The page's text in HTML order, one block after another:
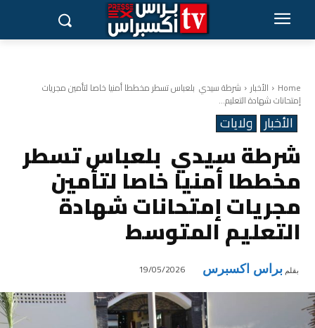
Home الأخبار شرطة سيدي بلعباس تسطر مخططا أمنيا خاصا لتأمين مجريات
إمتحانات شهادة التعليم...
الأخبار ولايات
شرطة سيدي بلعباس تسطر
مخططا أمنيا خاصا لتأمين
مجريات إمتحانات شهادة
التعليم المتوسط
بقلم براس اكسبرس 19/05/2026